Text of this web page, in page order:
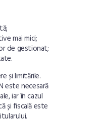
mai mici;
de gestionat;
și limitările.
este necesară
iar în cazul
și fiscală este